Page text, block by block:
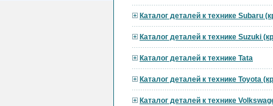
Каталог деталей к технике Subaru
Каталог деталей к технике Suzuki
Каталог деталей к технике Tata
Каталог деталей к технике Toyota
Каталог деталей к технике